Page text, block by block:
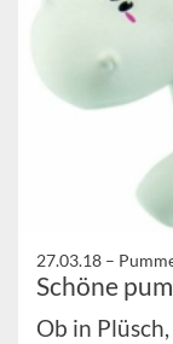
27.03.18 –
Schöne
Ob in